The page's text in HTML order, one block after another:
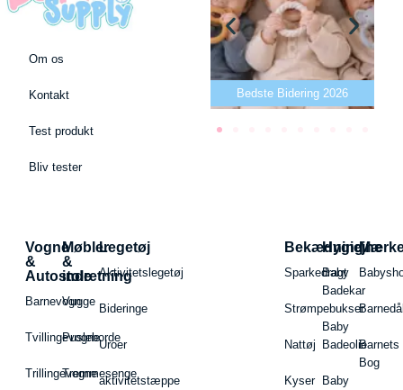
Om os
Kontakt
Test produkt
Bliv tester
Bedste puslepude 2026 Bedste Bidering 2026
Vogne
&
Autostole
Barnevogn
Tvillingevogne
Trillingevogne
Møbler
&
indretning
Vugge
Pusleborde
Tremmesenge
Legetøj
Aktivitetslegetøj
Bideringe
Uroer
aktivitetstæppe
Bekædning
Sparkedragt
Strømpebukser
Nattøj
Kyser
Hygiejne
Baby
Badekar
Baby
Badeolie
Baby
Barnets
Bog